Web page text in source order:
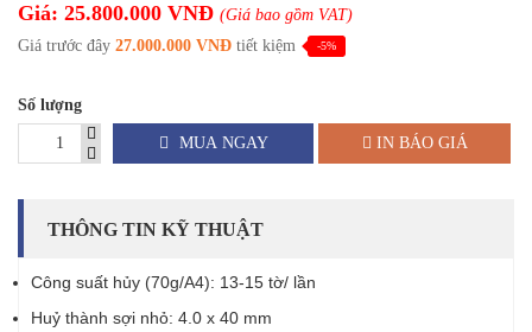
Giá: 25.800.000 VNĐ (Giá bao gồm VAT)
Giá trước đây 27.000.000 VNĐ tiết kiệm -5%
Số lượng
MUA NGAY IN BÁO GIÁ
THÔNG TIN KỸ THUẬT
Công suất hủy (70g/A4): 13-15 tờ/ lần
Huỷ thành sợi nhỏ: 4.0 x 40 mm